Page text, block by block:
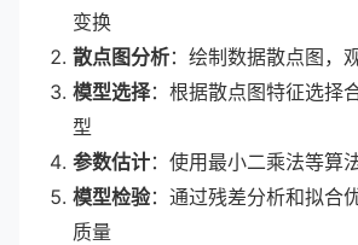
变换
散点图分析：绘制数据散点图，
模型选择：根据散点图特征选择
型
参数估计：使用最小二乘法等算
模型检验：通过残差分析和拟合
质量